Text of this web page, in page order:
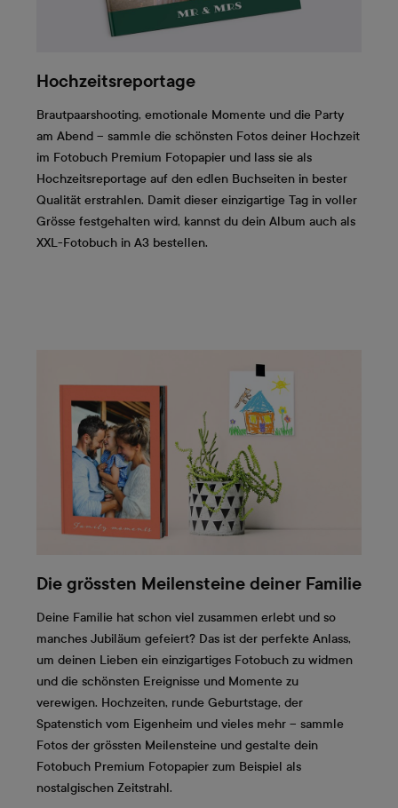
Hochzeitsreportage
Brautpaarshooting, emotionale Momente und die Party
am Abend – sammle die schönsten Fotos deiner Hochzeit
im Fotobuch Premium Fotopapier und lass sie als
Hochzeitsreportage auf den edlen Buchseiten in bester
Qualität erstrahlen. Damit dieser einzigartige Tag in voller
Grösse festgehalten wird, kannst du dein Album auch als
XXL-Fotobuch in A3 bestellen.
Die grössten Meilensteine deiner Familie
Deine Familie hat schon viel zusammen erlebt und so
manches Jubiläum gefeiert? Das ist der perfekte Anlass,
um deinen Lieben ein einzigartiges Fotobuch zu widmen
und die schönsten Ereignisse und Momente zu
verewigen. Hochzeiten, runde Geburtstage, der
Spatenstich vom Eigenheim und vieles mehr – sammle
Fotos der grössten Meilensteine und gestalte dein
Fotobuch Premium Fotopapier zum Beispiel als
nostalgischen Zeitstrahl.